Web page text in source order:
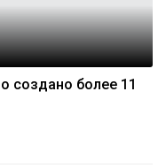
создано более 11